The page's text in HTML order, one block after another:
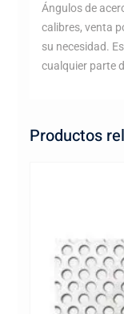
Ángulos de
calibres, venta
su necesidad.
cualquier parte
Productos